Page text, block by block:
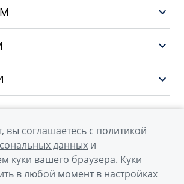
вы соглашаетесь с политикой
данных и
куки вашего браузера. Куки
в любой момент в настройках